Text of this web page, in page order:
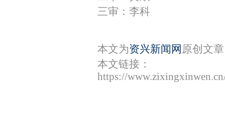
三审：李科
本文为资兴新闻网 原创文
本文链接：
https://